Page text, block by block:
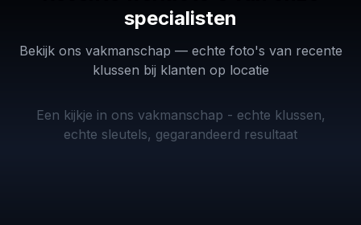
specialisten
Bekijk ons vakmanschap — echte foto's van recente
klussen bij klanten op locatie
Een kijkje in ons vakmanschap - echte klussen,
echte sleutels, gegarandeerd resultaat
smart
bijgemaakt
VW
—
programmeren
met
VVDI
Renault
Twingo
—
smart
key
duplicaat